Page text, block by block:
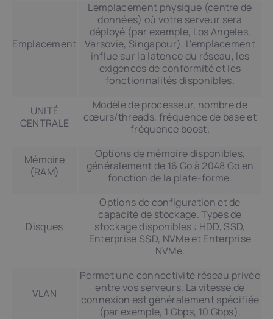
Emplacement
L'emplacement physique (centre de
données) où votre serveur sera
déployé (par exemple, Los Angeles,
Varsovie, Singapour). L'emplacement
influe sur la latence du réseau, les
exigences de conformité et les
fonctionnalités disponibles.
UNITÉ
CENTRALE
Modèle de processeur, nombre de
cœurs/threads, fréquence de base et
fréquence boost.
Mémoire
(RAM)
Options de mémoire disponibles,
généralement de 16 Go à 2048 Go en
fonction de la plate-forme.
Disques
Options de configuration et de
capacité de stockage. Types de
stockage disponibles : HDD, SSD,
Enterprise SSD, NVMe et Enterprise
NVMe.
VLAN
Permet une connectivité réseau privée
entre vos serveurs. La vitesse de
connexion est généralement spécifiée
(par exemple, 1 Gbps, 10 Gbps).